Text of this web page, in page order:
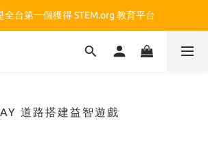
全台第一個獲得 STEM.org 教育平台
全台第一個獲得 STEM.org 教育平台
玩具腦最特別的 VIP 制度 👉
道路搭建益智遊戲